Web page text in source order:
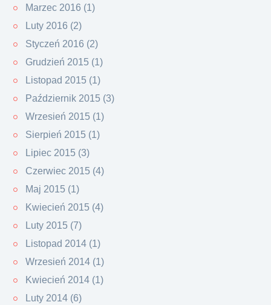
Marzec 2016 (1)
Luty 2016 (2)
Styczeń 2016 (2)
Grudzień 2015 (1)
Listopad 2015 (1)
Październik 2015 (3)
Wrzesień 2015 (1)
Sierpień 2015 (1)
Lipiec 2015 (3)
Czerwiec 2015 (4)
Maj 2015 (1)
Kwiecień 2015 (4)
Luty 2015 (7)
Listopad 2014 (1)
Wrzesień 2014 (1)
Kwiecień 2014 (1)
Luty 2014 (6)